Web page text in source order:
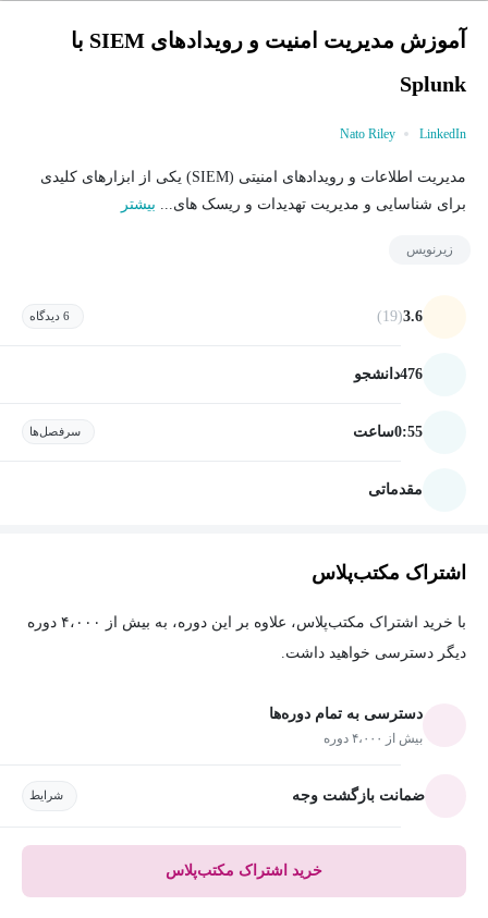
آموزش مدیریت امنیت و رویدادهای SIEM با
Splunk
LinkedIn
Nato Riley
مدیریت اطلاعات و رویدادهای امنیتی (SIEM) یکی از ابزارهای کلیدی
برای شناسایی و مدیریت تهدیدات و ریسک های... بیشتر
زیرنویس
3.6
(19) 6 دیدگاه
476دانشجو
0:55ساعت سرفصل‌ها
مقدماتی
اشتراک مکتب‌پلاس
با خرید اشتراک مکتب‌پلاس، علاوه بر این دوره، به بیش از ۴،۰۰۰ دوره
دیگر دسترسی خواهید داشت.
دسترسی به تمام دوره‌ها
بیش از ۴،۰۰۰ دوره
ضمانت بازگشت وجه شرایط
خرید اشتراک مکتب‌پلاس